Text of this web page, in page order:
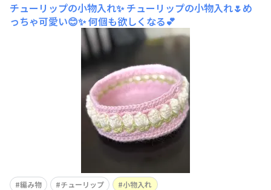
チューリップの小物入れ✨ チューリップの小物入れ🌷め
っちゃ可愛い😊✨ 何個も欲しくなる💕
編み物 チューリップ 小物入れ